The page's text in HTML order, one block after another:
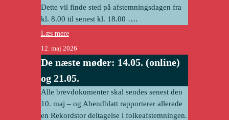
Dette vil finde sted på afstemningsdagen fra
kl. 8.00 til senest kl. 18.00 ….
Læs mere
12. maj 2026
De næste møder: 14.05. (online)
og 21.05.
Alle brevdokumenter skal sendes senest den
10. maj – og Abendblatt rapporterer allerede
en Rekordstor deltagelse i folkeafstemningen.